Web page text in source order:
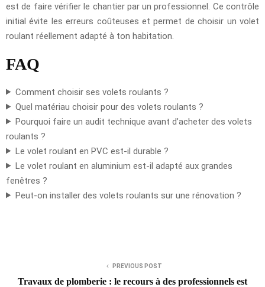
est de faire vérifier le chantier par un professionnel. Ce contrôle
initial évite les erreurs coûteuses et permet de choisir un volet
roulant réellement adapté à ton habitation.
FAQ
Comment choisir ses volets roulants ?
Quel matériau choisir pour des volets roulants ?
Pourquoi faire un audit technique avant d’acheter des volets
roulants ?
Le volet roulant en PVC est-il durable ?
Le volet roulant en aluminium est-il adapté aux grandes
fenêtres ?
Peut-on installer des volets roulants sur une rénovation ?
PREVIOUS POST
Travaux de plomberie : le recours à des professionnels est